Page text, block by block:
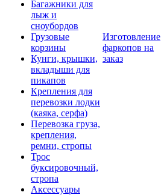
Багажники для
лыж и
сноубордов
Грузовые
корзины
Кунги, крышки,
вкладыши для
пикапов
Крепления для
перевозки лодки
(каяка, серфа)
Перевозка груза,
крепления,
ремни, стропы
Трос
буксировочный,
стропа
Аксессуары
Изготовление
фаркопов на
заказ